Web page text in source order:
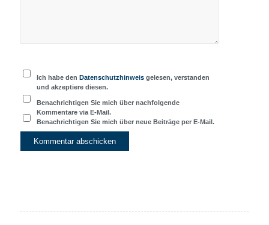
Ich habe denDatenschutzhinweis gelesen, verstanden
und akzeptiere diesen.
Benachrichtigen Sie mich über nachfolgende
Kommentare via E-Mail.
Benachrichtigen Sie mich über neue Beiträge per E-Mail.